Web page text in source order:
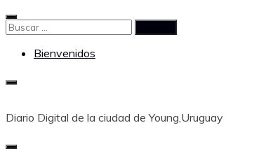
Saltar
al
Buscar:
Bienvenidos
Diario Digital de la ciudad de Young,Uruguay